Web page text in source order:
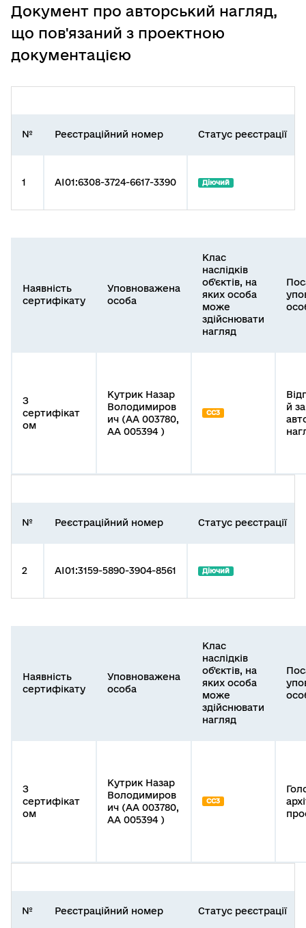
Документ про авторський нагляд,
що пов'язаний з проектною
документацією
№ Реєстраційний номер Статус реєстрації
1 AI01:6308-3724-6617-3390 Діючий
Наявність
сертифікату
Уповноважена
особа
Клас
наслідків
об'єктів, на
яких особа
може
здійснювати
нагляд
З
сертифікат
ом
Кутрик Назар
Володимиров
ич (АА 003780,
АА 005394 )
СС3
й за
№ Реєстраційний номер Статус реєстрації
2 AI01:3159-5890-3904-8561 Діючий
Наявність
сертифікату
Уповноважена
особа
Клас
наслідків
об'єктів, на
яких особа
може
здійснювати
нагляд
З
сертифікат
ом
Кутрик Назар
Володимиров
ич (АА 003780,
АА 005394 )
СС3
№ Реєстраційний номер Статус реєстрації